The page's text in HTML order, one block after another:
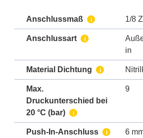
Anschlussmaß i 1/8
Anschlussart i
in
Material Dichtung i
Max.
Druckunterschied bei
20 °C (bar)
i
9
Push-In-Anschluss i 6